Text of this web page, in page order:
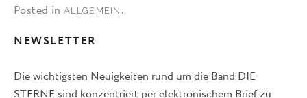
Posted in ALLGEMEIN .
NEWSLETTER
Die wichtigsten Neuigkeiten rund um die Band DIE
STERNE sind konzentriert per elektronischem Brief zu